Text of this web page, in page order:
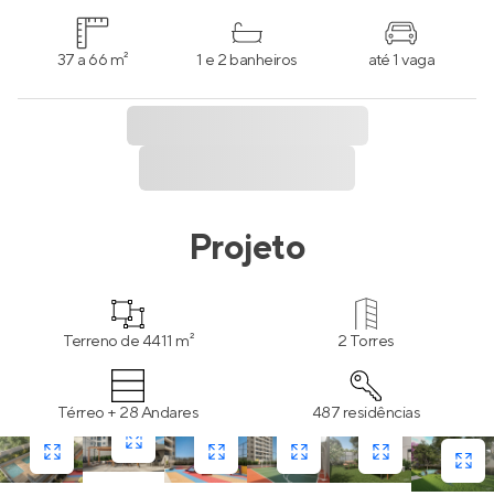
37 a 66 m² 1 e 2 banheiros até 1 vaga
Projeto
Terreno de 4411 m² 2 Torres
Térreo + 28 Andares 487 residências